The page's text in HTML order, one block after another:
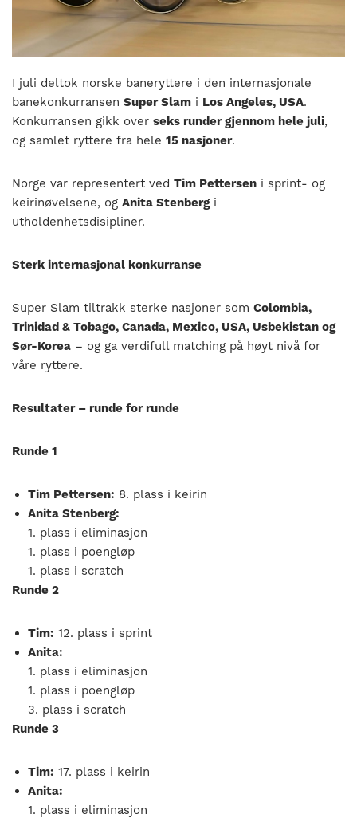
bli
en
folkesport.
I juli deltok norske baneryttere i den internasjonale
banekonkurransen Super Slam i Los Angeles, USA.
Konkurransen gikk over seks runder gjennom hele juli,
og samlet ryttere fra hele 15 nasjoner.
Norge var representert ved Tim Pettersen i sprint- og
keirinøvelsene, og Anita Stenbergi
utholdenhetsdisipliner.
Sterk internasjonal konkurranse
Super Slam tiltrakk sterke nasjoner som Colombia,
Trinidad & Tobago, Canada, Mexico, USA, Usbekistan og
Sør-Korea – og ga verdifull matching på høyt nivå for
våre ryttere.
Resultater – runde for runde
Runde 1
Tim Pettersen: 8. plass i keirin
Anita Stenberg:
1. plass i eliminasjon
1. plass i poengløp
1. plass i scratch
Runde 2
Tim: 12. plass i sprint
Anita:
1. plass i eliminasjon
1. plass i poengløp
3. plass i scratch
Runde 3
Tim: 17. plass i keirin
Anita:
1. plass i eliminasjon